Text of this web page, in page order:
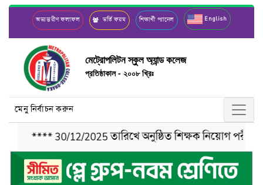
অভ্যন্তরীণ ফলাফল ভর্তি ফরম শিক্ষার্থী প্যানেল English
মেট্রোপলিটন স্কুল অ্যান্ড কলেজ
প্রতিষ্ঠাকাল - ২০০৮ খ্রিঃ
মেনু নির্বাচন করুন
30/12/2025 তারিখে অনুষ্ঠিত শিক্ষক নিয়োগ পরীক্ষার